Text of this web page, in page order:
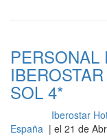
PERSONAL
SOL 4*
Iberostar
España | el 21 de